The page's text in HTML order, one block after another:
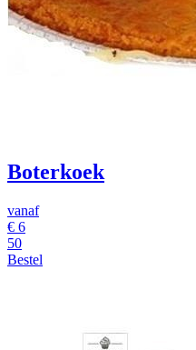
Boterkoek
vanaf
€ 6
50
Bestel